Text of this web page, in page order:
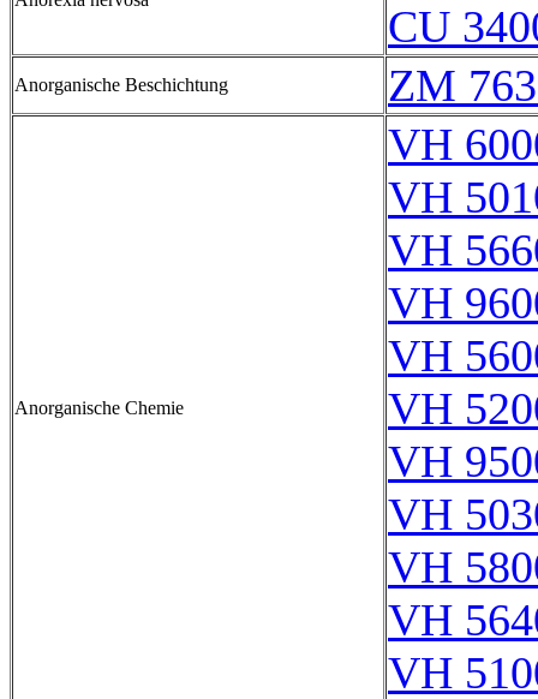
CU
Anorganische Beschichtung ZM
Anorganische Chemie
VH
VH
VH
VH
VH
VH
VH
VH
VH
VH
VH